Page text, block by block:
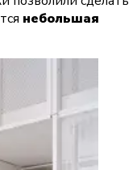
небольшая